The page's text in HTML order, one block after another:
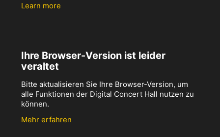
Learn more
Ihre Browser-Version ist leider
veraltet
Bitte aktualisieren Sie Ihre Browser-Version, um
alle Funktionen der Digital Concert Hall nutzen zu
können.
Mehr erfahren